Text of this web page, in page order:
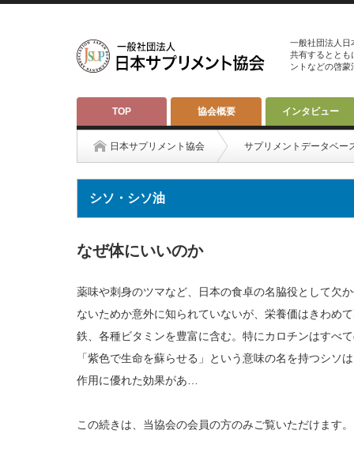
一般社団法人日
共有するととも
ントなどの啓蒙
TOP 協会概要 インタビュー
日本サプリメント協会 サプリメントデータベー
シソ・シソ油
なぜ体にいいのか
薬味や刺身のツマなど、日本の食卓の名脇役として欠
ないためか意外に知られていないが、栄養価はきわめ
鉄、各種ビタミンを豊富に含む。特にカロチンはすべ
「紫色で生命を蘇らせる」という意味の名を持つシソ
作用に優れた効果があ…
この続きは、当協会の会員の方のみご覧いただけます。